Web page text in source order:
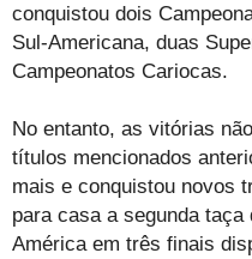
conquistou dois
Sul-Americana, duas
Campeonatos Cariocas.
No entanto, as vitórias
títulos mencionados
mais e conquistou novos
para casa a segunda
América em três finais